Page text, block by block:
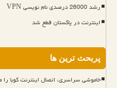
رشد 26000 درصدی نام نویسی VPN
اینترنت در پاکستان قطع شد
پربحث ترین ها
خاموشی سراسری، اتصال اینترنت کوبا را